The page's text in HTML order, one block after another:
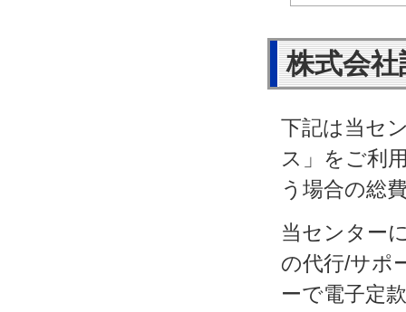
株式会
下記は当セ
ス」をご利
う場合の総
当センター
の代行/サポ
ーで電子定